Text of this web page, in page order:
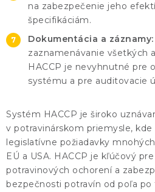
na zabezpečenie jeho
špecifikáciám.
Dokumentácia a záznamy:
zaznamenávanie všetkých
HACCP je nevyhnutné pre
systému a pre auditovacie
Systém HACCP je široko
v potravinárskom priemysle,
legislatívne požiadavky
EÚ a USA. HACCP je kľúčový
potravinových ochorení a
bezpečnosti potravín od poľa po